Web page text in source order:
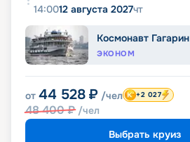
14:0012 августа 2027чт
Космонавт Гагарин
ЭКОНОМ
от 44 528 ₽ /чел
48 400₽ /чел
+2 027
Выбрать круиз